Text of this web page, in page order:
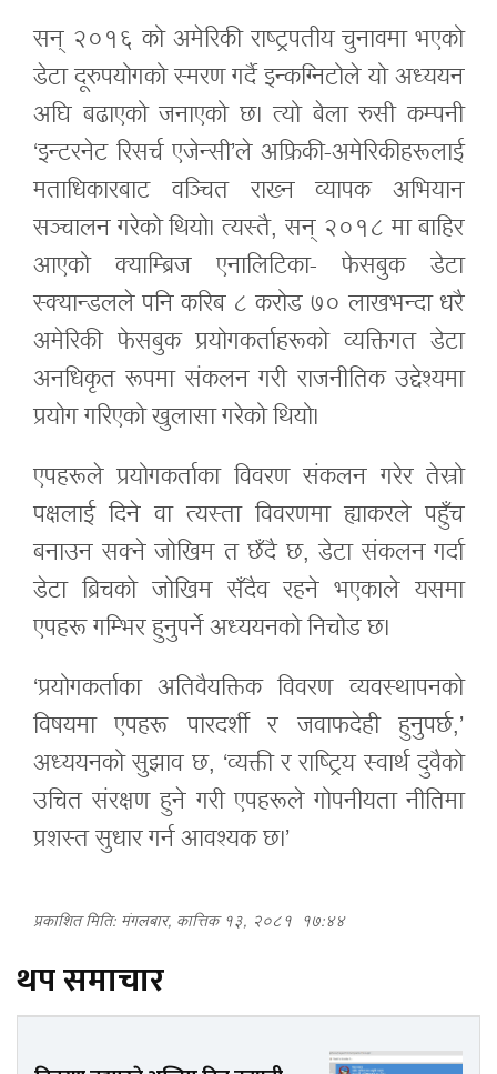
सन् २०१६ को अमेरिकी राष्ट्रपतीय चुनावमा भएको
डेटा दूरुपयोगको स्मरण गर्दै इन्कग्निटोले यो अध्ययन
अघि बढाएको जनाएको छ। त्यो बेला रुसी कम्पनी
‘इन्टरनेट रिसर्च एजेन्सी’ले अफ्रिकी-अमेरिकीहरूलाई
मताधिकारबाट वञ्चित राख्न व्यापक अभियान
सञ्चालन गरेको थियो। त्यस्तै, सन् २०१८ मा बाहिर
आएको क्याम्ब्रिज एनालिटिका- फेसबुक डेटा
स्क्यान्डलले पनि करिब ८ करोड ७० लाखभन्दा धरै
अमेरिकी फेसबुक प्रयोगकर्ताहरूको व्यक्तिगत डेटा
अनधिकृत रूपमा संकलन गरी राजनीतिक उद्देश्यमा
प्रयोग गरिएको खुलासा गरेको थियो।
एपहरूले प्रयोगकर्ताका विवरण संकलन गरेर तेस्रो
पक्षलाई दिने वा त्यस्ता विवरणमा ह्याकरले पहुँच
बनाउन सक्ने जोखिम त छँदै छ, डेटा संकलन गर्दा
डेटा ब्रिचको जोखिम सँदैव रहने भएकाले यसमा
एपहरू गम्भिर हुनुपर्ने अध्ययनको निचोड छ।
‘प्रयोगकर्ताका अतिवैयक्तिक विवरण व्यवस्थापनको
विषयमा एपहरू पारदर्शी र जवाफदेही हुनुपर्छ,’
अध्ययनको सुझाव छ, ‘व्यक्ती र राष्ट्रिय स्वार्थ दुवैको
उचित संरक्षण हुने गरी एपहरूले गोपनीयता नीतिमा
प्रशस्त सुधार गर्न आवश्यक छ।’
प्रकाशित मिति: मंगलबार, कात्तिक १३, २०८१ १७:४४
थप समाचार